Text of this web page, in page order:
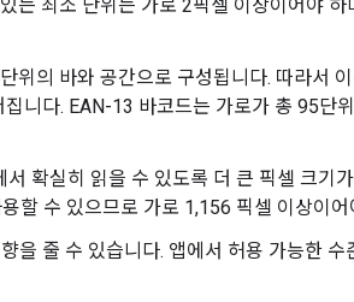
는 최소 단위는 가로 2픽셀 이상이어야
위의 바와 공간으로 구성됩니다. 따라서
집니다. EAN-13 바코드는 가로가 총 95단
확실히 읽을 수 있도록 더 큰 픽셀 크기
할 수 있으므로 가로 1,156 픽셀 이상이어
을 줄 수 있습니다. 앱에서 허용 가능한